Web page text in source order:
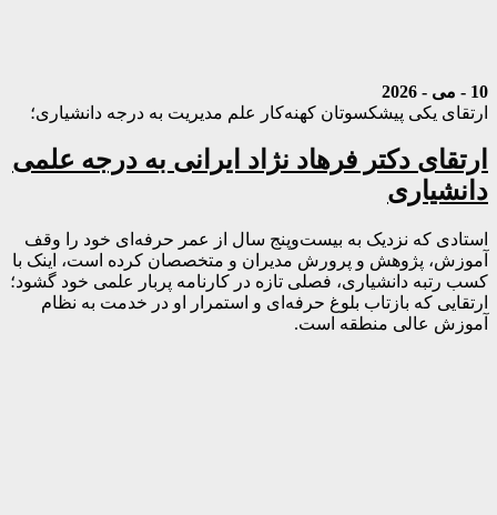
10 - می - 2026
ارتقای یکی پیشکسوتان کهنه‌کار علم مدیریت به درجه دانشیاری؛
ارتقای دکتر فرهاد نژاد ایرانی به درجه علمی
دانشیاری
استادی که نزدیک به بیست‌وپنج سال از عمر حرفه‌ای خود را وقف
آموزش، پژوهش و پرورش مدیران و متخصصان کرده است، اینک با
کسب رتبه دانشیاری، فصلی تازه در کارنامه پربار علمی خود گشود؛
ارتقایی که بازتاب بلوغ حرفه‌ای و استمرار او در خدمت به نظام
آموزش عالی منطقه است.